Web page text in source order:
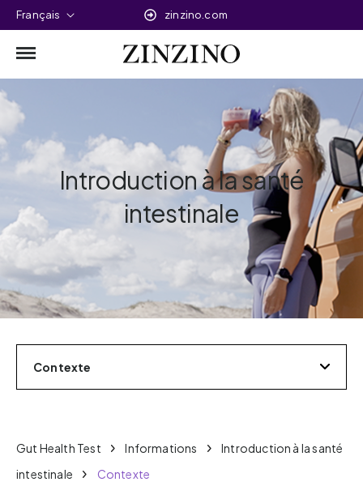
Français zinzino.com
Introduction à la santé
intestinale
Contexte
Gut Health Test Informations
Introduction à la santé
intestinale
Contexte